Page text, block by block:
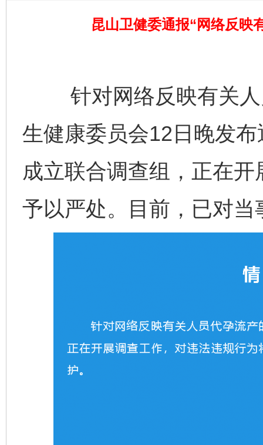
昆山卫健委通报“网络反映
针对网络反映有关人
生健康委员会12日晚发
成立联合调查组，正在
予以严处。目前，已对